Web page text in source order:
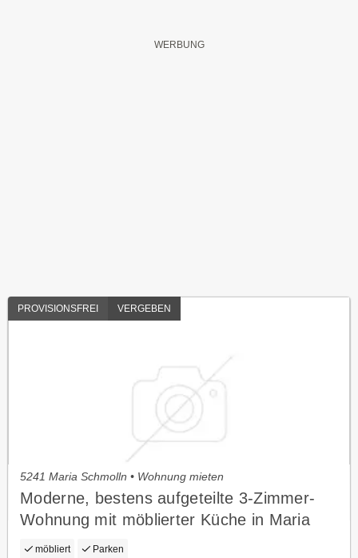
PROVISIONSFREI VERGEBEN
5241 Maria Schmolln • Wohnung mieten
Moderne, bestens aufgeteilte 3-Zimmer-
Wohnung mit möblierter Küche in Maria
Schmolln
möbliert Parken